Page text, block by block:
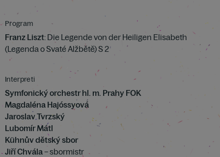
Program
Franz Liszt: Die Legende von der Heiligen Elisabeth
(Legenda o Svaté Alžbětě) S 2
Interpreti
Symfonický orchestr hl. m. Prahy FOK
Magdaléna Hajóssyová
Jaroslav Tvrzský
Lubomír Mátl
Kühnův dětský sbor
Jiří Chvála– sbormistr